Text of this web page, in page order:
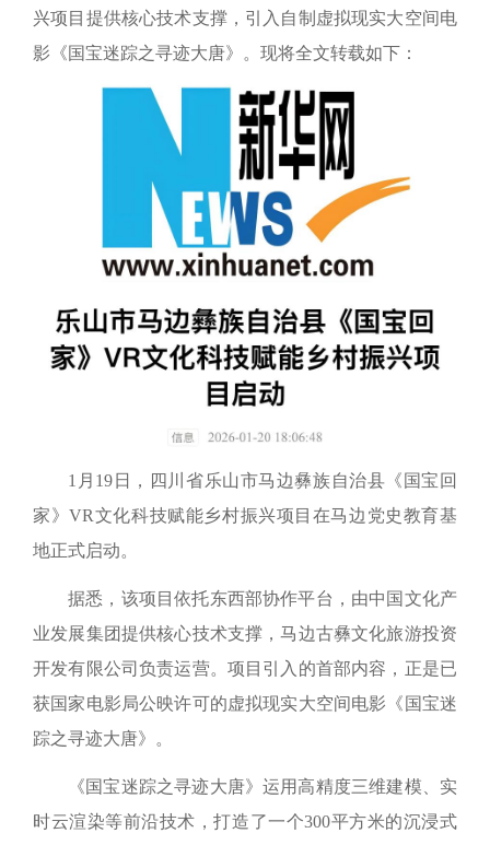
兴项目提供核心技术支撑，引入自制虚拟现实大空间电
影《国宝迷踪之寻迹大唐》。 现将全文转载如下：
1月19日，四川省乐山市马边彝族自治县《国宝回
家》VR文化科技赋能乡村振兴项目在马边党史教育基
地正式启动。
据悉，该项目依托东西部协作平台，由中国文化产
业发展集团提供核心技术支撑，马边古彝文化旅游投资
开发有限公司负责运营。项目引入的首部内容，正是已
获国家电影局公映许可的虚拟现实大空间电影《国宝迷
踪之寻迹大唐》。
《国宝迷踪之寻迹大唐》运用高精度三维建模、实
时云渲染等前沿技术，打造了一个300平方米的沉浸式